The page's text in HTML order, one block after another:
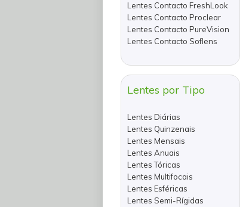
Lentes Contacto FreshLook
Lentes Contacto Proclear
Lentes Contacto PureVision
Lentes Contacto Soflens
Lentes por Tipo
Lentes Diárias
Lentes Quinzenais
Lentes Mensais
Lentes Anuais
Lentes Tóricas
Lentes Multifocais
Lentes Esféricas
Lentes Semi-Rígidas